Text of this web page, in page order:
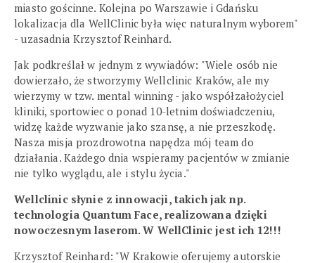
miasto gościnne. Kolejna po Warszawie i Gdańsku
lokalizacja dla WellClinic była więc naturalnym wyborem"
- uzasadnia Krzysztof Reinhard.
Jak podkreślał w jednym z wywiadów: "Wiele osób nie
dowierzało, że stworzymy Wellclinic Kraków, ale my
wierzymy w tzw. mental winning - jako współzałożyciel
kliniki, sportowiec o ponad 10-letnim doświadczeniu,
widzę każde wyzwanie jako szansę, a nie przeszkodę.
Nasza misja prozdrowotna napędza mój team do
działania. Każdego dnia wspieramy pacjentów w zmianie
nie tylko wyglądu, ale i stylu życia."
Wellclinic słynie z innowacji, takich jak np.
technologia Quantum Face, realizowana dzięki
nowoczesnym laserom. W WellClinic jest ich 12!!!
Krzysztof Reinhard: "W Krakowie oferujemy autorskie